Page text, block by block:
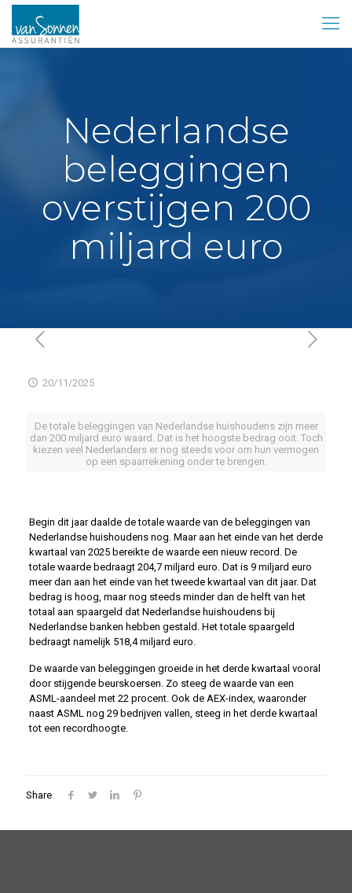
Nederlandse
beleggingen
overstijgen 200
miljard euro
20/11/2025
De totale beleggingen van Nederlandse huishoudens zijn meer
dan 200 miljard euro waard. Dat is het hoogste bedrag ooit. Toch
kiezen veel Nederlanders er nog steeds voor om hun vermogen
op een spaarrekening onder te brengen.
Begin dit jaar daalde de totale waarde van de beleggingen van
Nederlandse huishoudens nog. Maar aan het einde van het derde
kwartaal van 2025 bereikte de waarde een nieuw record. De
totale waarde bedraagt 204,7 miljard euro. Dat is 9 miljard euro
meer dan aan het einde van het tweede kwartaal van dit jaar. Dat
bedrag is hoog, maar nog steeds minder dan de helft van het
totaal aan spaargeld dat Nederlandse huishoudens bij
Nederlandse banken hebben gestald. Het totale spaargeld
bedraagt namelijk 518,4 miljard euro.
De waarde van beleggingen groeide in het derde kwartaal vooral
door stijgende beurskoersen. Zo steeg de waarde van een
ASML-aandeel met 22 procent. Ook de AEX-index, waaronder
naast ASML nog 29 bedrijven vallen, steeg in het derde kwartaal
tot een recordhoogte.
Share